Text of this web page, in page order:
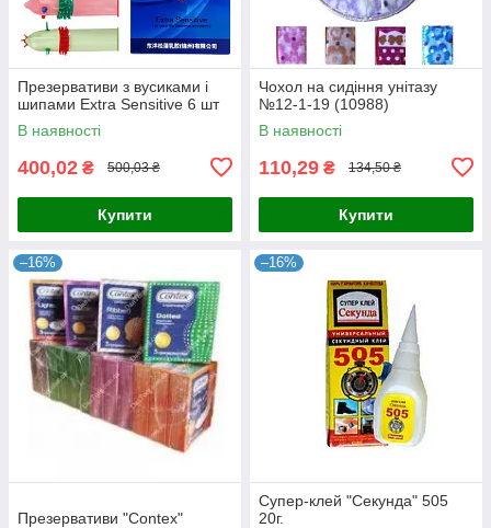
Презервативи з вусиками і
шипами Extra Sensitive 6 шт
В наявності
400,02 ₴ 500,03 ₴
Купити
Чохол на сидіння унітазу
№12-1-19 (10988)
В наявності
110,29 ₴ 134,50 ₴
Купити
–16%
Презервативи "Contex"
–16%
Супер-клей "Секунда" 505
20г.